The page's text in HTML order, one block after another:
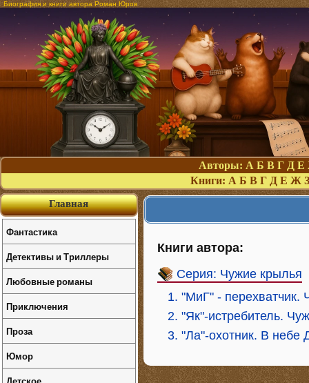
Биография и книги автора Роман Юров
Авторы: А Б В Г Д Е
Книги: А Б В Г Д Е Ж З
Книги автора:
Серия: Чужие крылья
1. "МиГ" - перехватчик.
2. "Як"-истребитель.
3. "Ла"-охотник. В небе
Главная
Фантастика
Детективы и Триллеры
Любовные романы
Приключения
Проза
Юмор